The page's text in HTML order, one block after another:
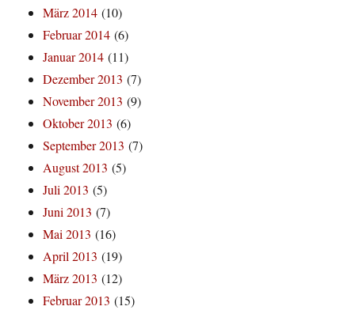
März 2014 (10)
Februar 2014 (6)
Januar 2014 (11)
Dezember 2013 (7)
November 2013 (9)
Oktober 2013 (6)
September 2013 (7)
August 2013 (5)
Juli 2013 (5)
Juni 2013 (7)
Mai 2013 (16)
April 2013 (19)
März 2013 (12)
Februar 2013 (15)